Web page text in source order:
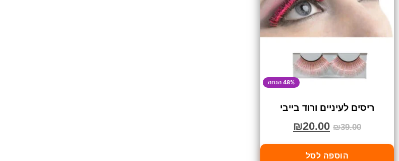
48% הנחה
ריסים לעיניים ורוד בייבי
₪39.00
₪20.00
הוספה לסל